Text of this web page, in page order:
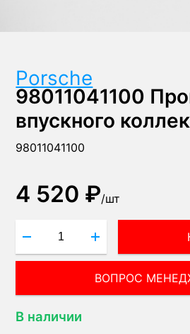
Porsche
98011041100
впускного
98011041100
4 520 ₽/шт
ВОПРОС
В наличии